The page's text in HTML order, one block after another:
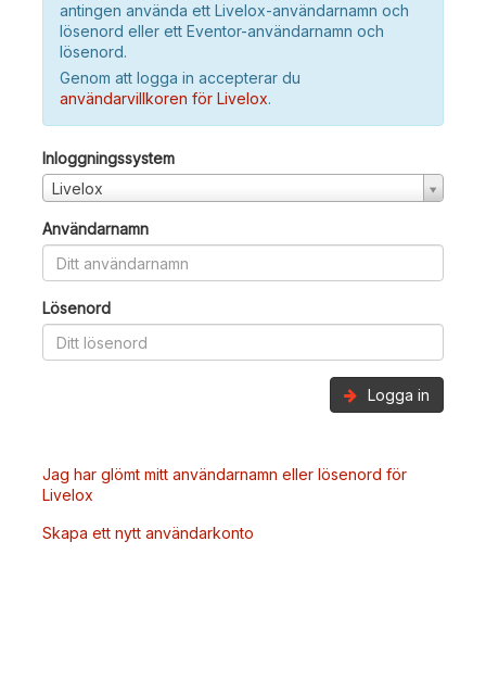
antingen använda ett Livelox-användarnamn och
lösenord eller ett Eventor-användarnamn och
lösenord.
Genom att logga in accepterar du
användarvillkoren för Livelox.
Inloggningssystem
Livelox
Användarnamn
Lösenord
Logga in
Jag har glömt mitt användarnamn eller lösenord för
Livelox
Skapa ett nytt användarkonto